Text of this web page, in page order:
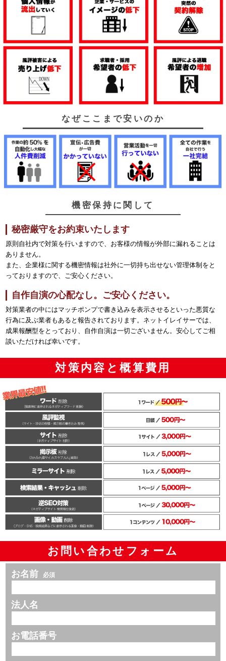
なぜここまで安いのか
機密保持に関して
秘密厳守をお約束いたします
原則自社内で対策を行いますので、お客様の情報が外部に漏れることは
ありません。
また、企業様に関する機密情報は社外に一切持ち出せない管理体制をと
っておりますので、ご安心ください。
自作自演の心配なし。ご安心ください。
対策業者の中にはマッチポンプで書き込みを表示させるといった悪質な
行為に及ぶ業者もあると報告されております。ネットイレイサーでは、
成果報酬型をとっており、自作自演は一切ございません。安心してご相
談いただければ幸いです。
対策内容と概算費用
お問い合わせフォーム
お名前 必須
法人名
お電話番号